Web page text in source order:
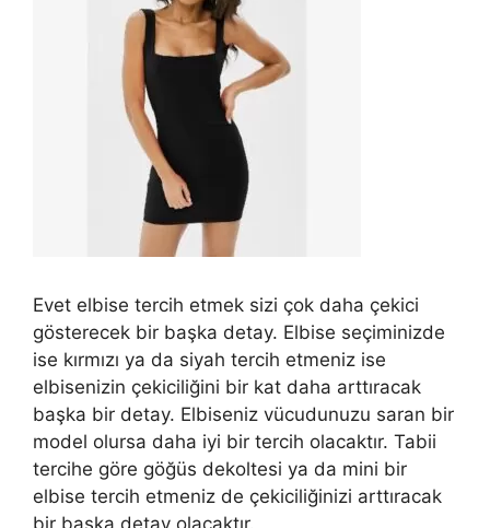
Evet elbise tercih etmek sizi çok daha çekici
gösterecek bir başka detay. Elbise seçiminizde
ise kırmızı ya da siyah tercih etmeniz ise
elbisenizin çekiciliğini bir kat daha arttıracak
başka bir detay. Elbiseniz vücudunuzu saran bir
model olursa daha iyi bir tercih olacaktır. Tabii
tercihe göre göğüs dekoltesi ya da mini bir
elbise tercih etmeniz de çekiciliğinizi arttıracak